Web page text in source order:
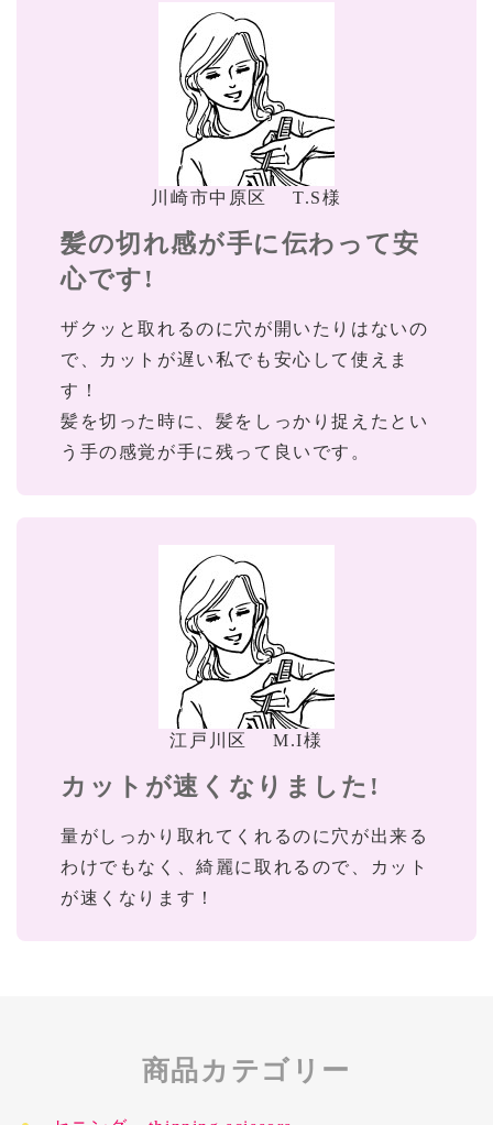
川崎市中原区 T.S様
髪の切れ感が手に伝わって安
心です!
ザクッと取れるのに穴が開いたりはないの
で、カットが遅い私でも安心して使えま
す！
髪を切った時に、髪をしっかり捉えたとい
う手の感覚が手に残って良いです。
江戸川区 M.I様
カットが速くなりました!
量がしっかり取れてくれるのに穴が出来る
わけでもなく、綺麗に取れるので、カット
が速くなります！
商品カテゴリー